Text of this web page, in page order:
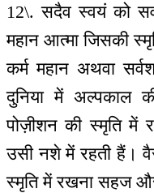
12\. सदैव स्वयं को
महान आत्मा जिसकी
कर्म महान अथवा
दुनिया में अल्पकाल
पोज़ीशन की स्मृति में
उसी नशे में रहती हैं। वैसे
स्मृति में रखना सहज